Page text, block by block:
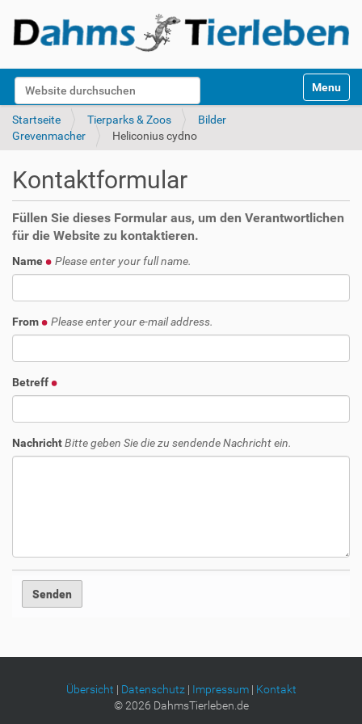
Website durchsuchen
k
Toggle
Startseite Tierparks & Zoos
Bilder
Grevenmacher
Heliconius cydno
Kontaktformular
Füllen Sie dieses Formular aus, um den Verantwortlichen
für die Website zu kontaktieren.
Name Please enter your full name.
From Please enter your e-mail address.
Betreff
NachrichtBitte geben Sie die zu sendende Nachricht ein.
Übersicht | Datenschutz| Impressum| Kontakt
©2026 DahmsTierleben.de